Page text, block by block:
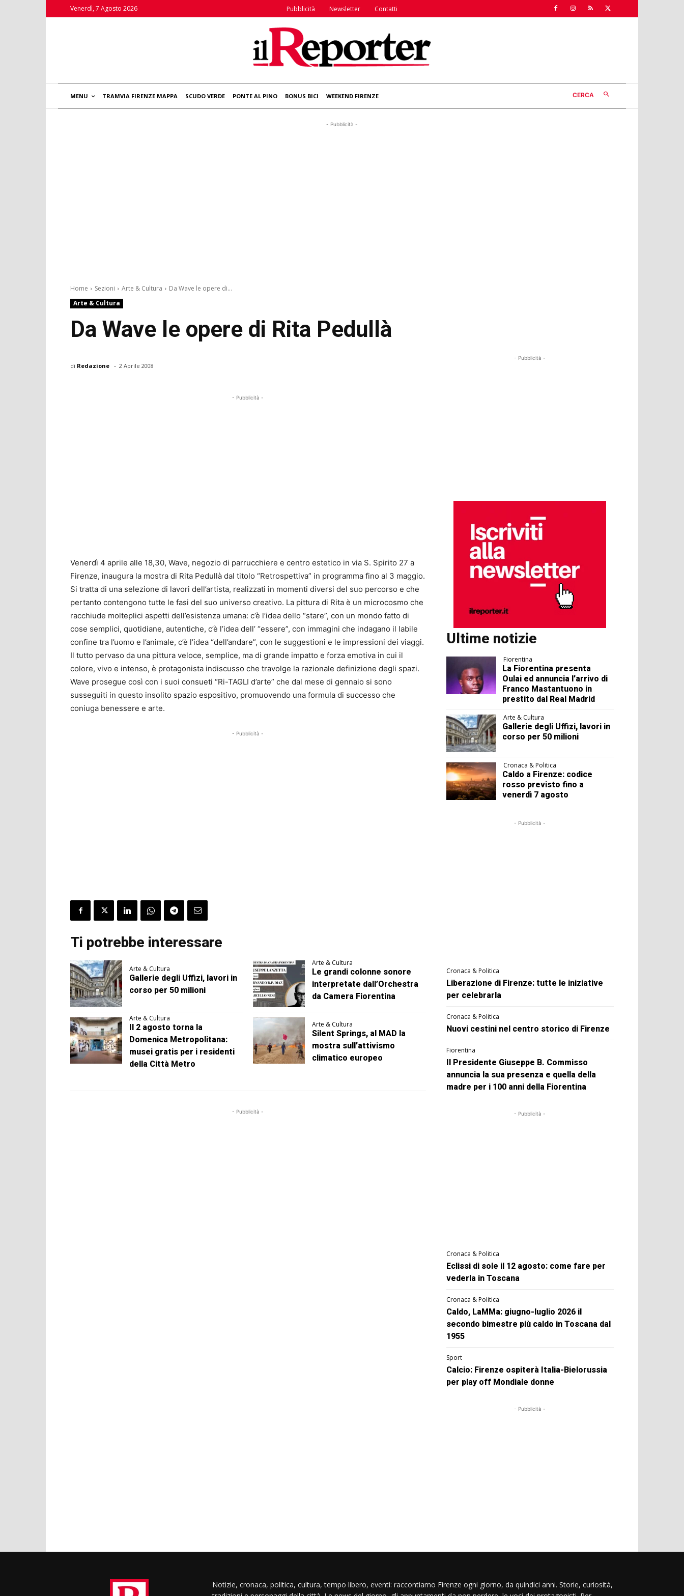
Venerdì, 7 Agosto 2026 Pubblicità Newsletter Contatti
MENU TRAMVIA FIRENZE MAPPA SCUDO VERDE PONTE AL PINO BONUS BICI WEEKEND FIRENZE CERCA
- Pubblicità -
Home Sezioni Arte & Cultura
Da Wave le opere di...
Arte & Cultura
Da Wave le opere di Rita Pedullà
di Redazione - 2 Aprile 2008
- Pubblicità -
Venerdì 4 aprile alle 18,30, Wave, negozio di parrucchiere e centro estetico in via S. Spirito 27 a
Firenze, inaugura la mostra di Rita Pedullà dal titolo “Retrospettiva” in programma fino al 3 maggio.
Si tratta di una selezione di lavori dell’artista, realizzati in momenti diversi del suo percorso e che
pertanto contengono tutte le fasi del suo universo creativo. La pittura di Rita è un microcosmo che
racchiude molteplici aspetti dell’esistenza umana: c’è l’idea dello “stare”, con un mondo fatto di
cose semplici, quotidiane, autentiche, c’è l’idea dell’ “essere”, con immagini che indagano il labile
confine tra l’uomo e l’animale, c’è l’idea “dell’andare”, con le suggestioni e le impressioni dei viaggi.
Il tutto pervaso da una pittura veloce, semplice, ma di grande impatto e forza emotiva in cui il
colore, vivo e intenso, è protagonista indiscusso che travolge la razionale definizione degli spazi.
Wave prosegue così con i suoi consueti “Ri-TAGLI d’arte” che dal mese di gennaio si sono
susseguiti in questo insolito spazio espositivo, promuovendo una formula di successo che
coniuga benessere e arte.
- Pubblicità -
Ti potrebbe interessare
Arte & Cultura
Gallerie degli Uffizi, lavori in
corso per 50 milioni
Arte & Cultura
Le grandi colonne sonore
interpretate dall’Orchestra
da Camera Fiorentina
Arte & Cultura
Il 2 agosto torna la
Domenica Metropolitana:
musei gratis per i residenti
della Città Metro
Arte & Cultura
Silent Springs, al MAD la
mostra sull’attivismo
climatico europeo
- Pubblicità -
- Pubblicità -
Ultime notizie
Fiorentina
La Fiorentina presenta
Oulai ed annuncia l’arrivo di
Franco Mastantuono in
prestito dal Real Madrid
Arte & Cultura
Gallerie degli Uffizi, lavori in
corso per 50 milioni
Cronaca & Politica
Caldo a Firenze: codice
rosso previsto fino a
venerdì 7 agosto
- Pubblicità -
Cronaca & Politica
Liberazione di Firenze: tutte le iniziative
per celebrarla
Cronaca & Politica
Nuovi cestini nel centro storico di Firenze
Fiorentina
Il Presidente Giuseppe B. Commisso
annuncia la sua presenza e quella della
madre per i 100 anni della Fiorentina
- Pubblicità -
Cronaca & Politica
Eclissi di sole il 12 agosto: come fare per
vederla in Toscana
Cronaca & Politica
Caldo, LaMMa: giugno-luglio 2026 il
secondo bimestre più caldo in Toscana dal
1955
Sport
Calcio: Firenze ospiterà Italia-Bielorussia
per play off Mondiale donne
- Pubblicità -
Notizie, cronaca, politica, cultura, tempo libero, eventi: raccontiamo Firenze ogni giorno, da quindici anni. Storie, curiosità,